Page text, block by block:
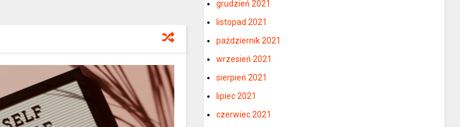
grudzień 2021
listopad 2021
październik 2021
wrzesień 2021
sierpień 2021
lipiec 2021
czerwiec 2021